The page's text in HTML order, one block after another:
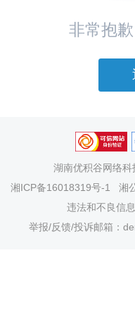
非常抱
湖南优积谷网络科
湘ICP备16018319号-1
湘
违法和不良信
举报/反馈/投诉邮箱：